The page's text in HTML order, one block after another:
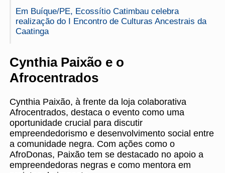
Em Buíque/PE, Ecossítio Catimbau celebra
realização do I Encontro de Culturas Ancestrais da
Caatinga
Cynthia Paixão e o
Afrocentrados
Cynthia Paixão, à frente da loja colaborativa
Afrocentrados, destaca o evento como uma
oportunidade crucial para discutir
empreendedorismo e desenvolvimento social entre
a comunidade negra. Com ações como o
AfroDonas, Paixão tem se destacado no apoio a
empreendedoras negras e como mentora em